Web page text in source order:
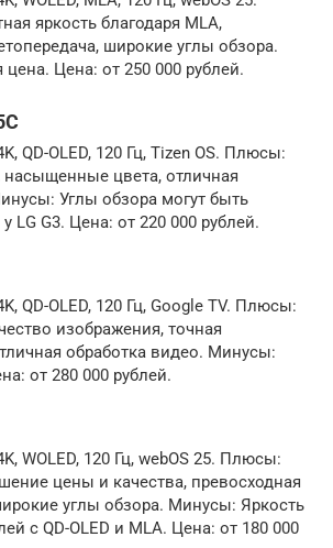
яркость благодаря MLA,
широкие углы обзора.
Цена: от 250 000 рублей.
QD-OLED, 120 Гц, Tizen OS. Плюсы:
насыщенные цвета, отличная
Углы обзора могут быть
LG G3. Цена: от 220 000 рублей.
QD-OLED, 120 Гц, Google TV. Плюсы:
изображения, точная
обработка видео. Минусы:
от 280 000 рублей.
WOLED, 120 Гц, webOS 25. Плюсы:
цены и качества, превосходная
углы обзора. Минусы: Яркость
с QD-OLED и MLA. Цена: от 180 000